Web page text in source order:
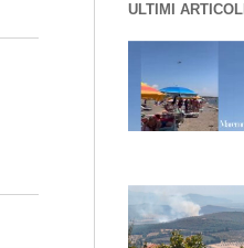
ULTIMI ARTICOLI